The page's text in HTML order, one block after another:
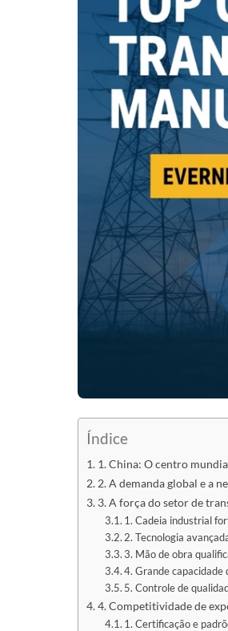
Índice
1. China: O centro
2. A demanda global e a
3. A força do setor de
1. Cadeia industrial
2. Tecnologia
3. Mão de obra
4. Grande capacidade
5. Controle de
4. Competitividade de
1. Certificação e